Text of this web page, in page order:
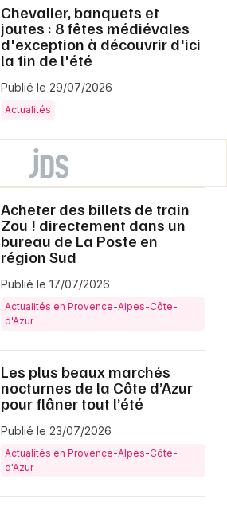
Chevalier, banquets et
joutes : 8 fêtes médiévales
d'exception à découvrir d'ici
la fin de l'été
Publié le 29/07/2026
Actualités
Acheter des billets de train
Zou ! directement dans un
bureau de La Poste en
région Sud
Publié le 17/07/2026
Actualités en Provence-Alpes-Côte-
d'Azur
Les plus beaux marchés
nocturnes de la Côte d’Azur
pour flâner tout l’été
Publié le 23/07/2026
Actualités en Provence-Alpes-Côte-
d'Azur